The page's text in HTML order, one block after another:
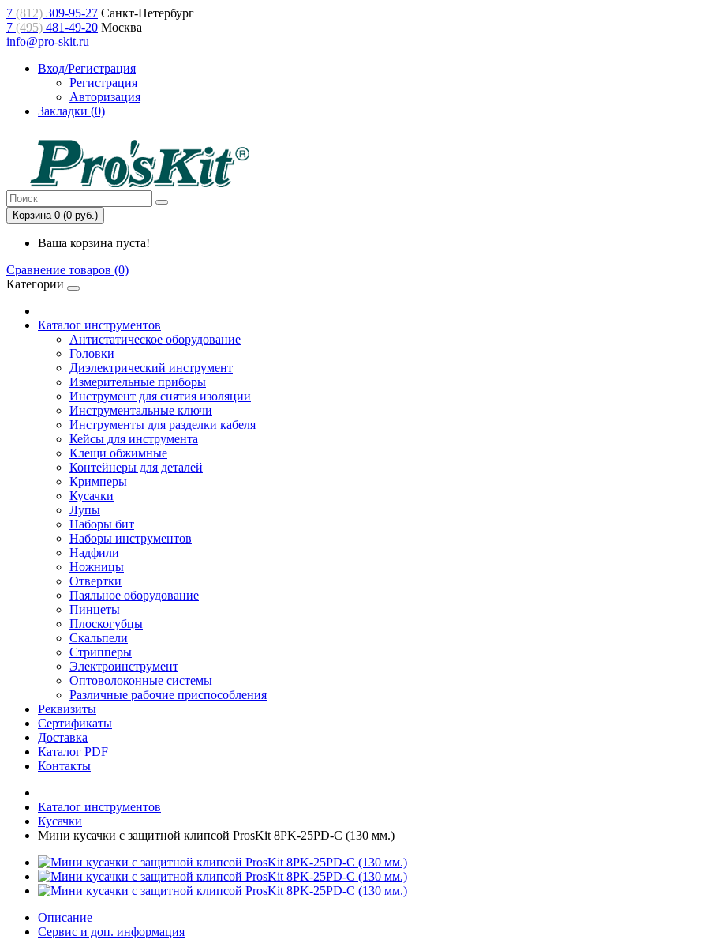
7 (812) 309-95-27 Санкт-Петербург
7 (495) 481-49-20 Москва
info@pro-skit.ru
Вход/Регистрация
Регистрация
Авторизация
Закладки (0)
Корзина 0 (0 руб.)
Ваша корзина пуста!
Сравнение товаров (0)
Категории
Каталог инструментов
Антистатическое оборудование
Головки
Диэлектрический инструмент
Измерительные приборы
Инструмент для снятия изоляции
Инструментальные ключи
Инструменты для разделки кабеля
Кейсы для инструмента
Клещи обжимные
Контейнеры для деталей
Кримперы
Кусачки
Лупы
Наборы бит
Наборы инструментов
Надфили
Ножницы
Отвертки
Паяльное оборудование
Пинцеты
Плоскогубцы
Скальпели
Стрипперы
Электроинструмент
Оптоволоконные системы
Различные рабочие приспособления
Реквизиты
Сертификаты
Доставка
Каталог PDF
Контакты
Каталог инструментов
Кусачки
Мини кусачки с защитной клипсой ProsKit 8PK-25PD-C (130 мм.)
Описание
Сервис и доп. информация